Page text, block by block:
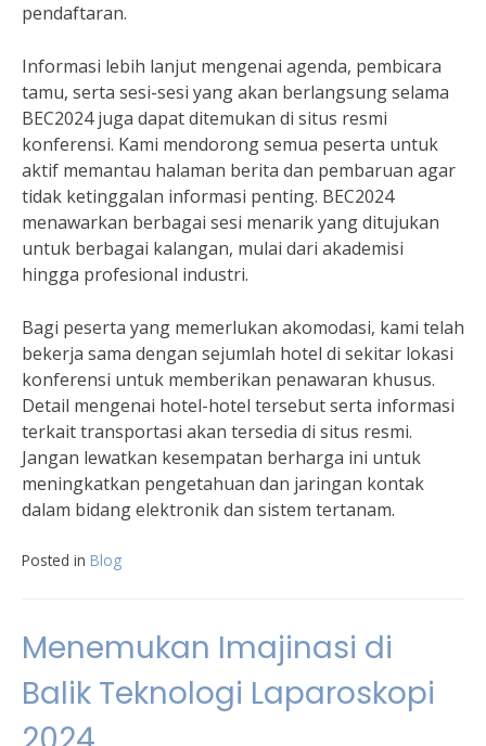
pendaftaran.
Informasi lebih lanjut mengenai agenda, pembicara
tamu, serta sesi-sesi yang akan berlangsung selama
BEC2024 juga dapat ditemukan di situs resmi
konferensi. Kami mendorong semua peserta untuk
aktif memantau halaman berita dan pembaruan agar
tidak ketinggalan informasi penting. BEC2024
menawarkan berbagai sesi menarik yang ditujukan
untuk berbagai kalangan, mulai dari akademisi
hingga profesional industri.
Bagi peserta yang memerlukan akomodasi, kami telah
bekerja sama dengan sejumlah hotel di sekitar lokasi
konferensi untuk memberikan penawaran khusus.
Detail mengenai hotel-hotel tersebut serta informasi
terkait transportasi akan tersedia di situs resmi.
Jangan lewatkan kesempatan berharga ini untuk
meningkatkan pengetahuan dan jaringan kontak
dalam bidang elektronik dan sistem tertanam.
Posted in Blog
Menemukan Imajinasi di
Balik Teknologi Laparoskopi